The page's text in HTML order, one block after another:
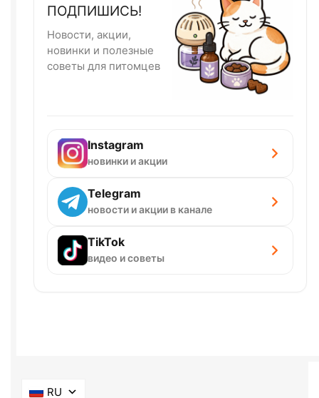
ПОДПИШИСЬ!
Новости, акции,
новинки и полезные
советы для питомцев
Instagram
новинки и акции
Telegram
новости и акции в канале
TikTok
видео и советы
RU